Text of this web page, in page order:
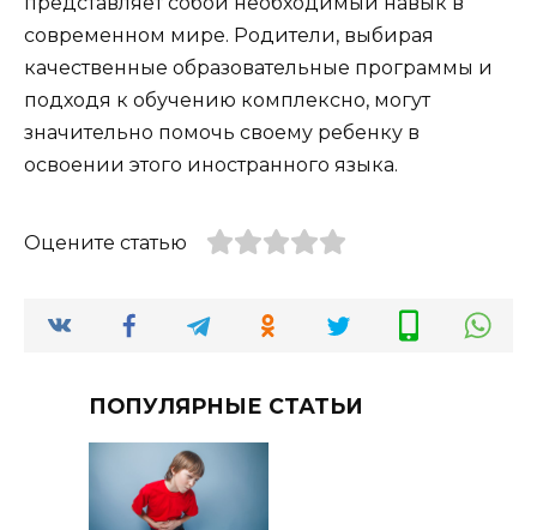
современном мире. Родители, выбирая
качественные образовательные программы и
подходя к обучению комплексно, могут
значительно помочь своему ребенку в
освоении этого иностранного языка.
Оцените статью
ПОПУЛЯРНЫЕ СТАТЬИ